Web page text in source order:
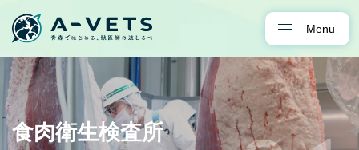
Menu
食肉衛生検査所